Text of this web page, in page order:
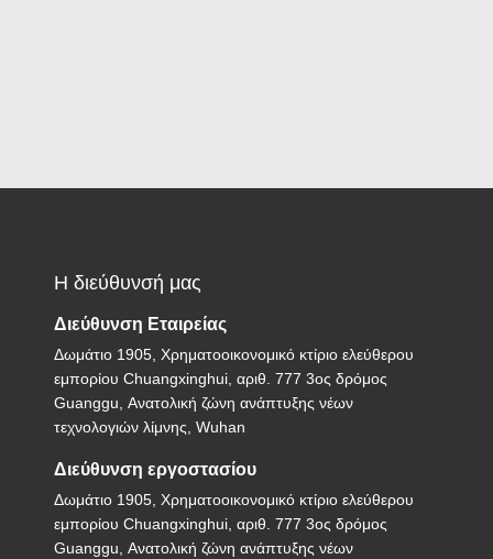
Η διεύθυνσή μας
Διεύθυνση Εταιρείας
Δωμάτιο 1905, Χρηματοοικονομικό κτίριο ελεύθερου
εμπορίου Chuangxinghui, αριθ. 777 3ος δρόμος
Guanggu, Ανατολική ζώνη ανάπτυξης νέων
τεχνολογιών λίμνης, Wuhan
Διεύθυνση εργοστασίου
Δωμάτιο 1905, Χρηματοοικονομικό κτίριο ελεύθερου
εμπορίου Chuangxinghui, αριθ. 777 3ος δρόμος
Guanggu, Ανατολική ζώνη ανάπτυξης νέων